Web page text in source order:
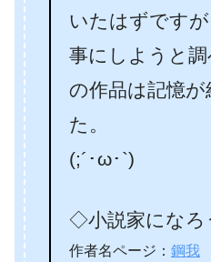
いたはずです
事にしようと
の作品は記憶が
た。
(;´･ω･`)
◇小説家になろ
作者名ページ： 鋼我